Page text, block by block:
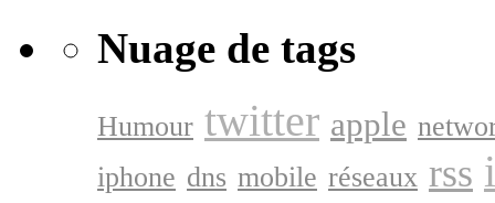
Nuage de tags
Humour twitter apple
iphone dns mobile réseaux rss